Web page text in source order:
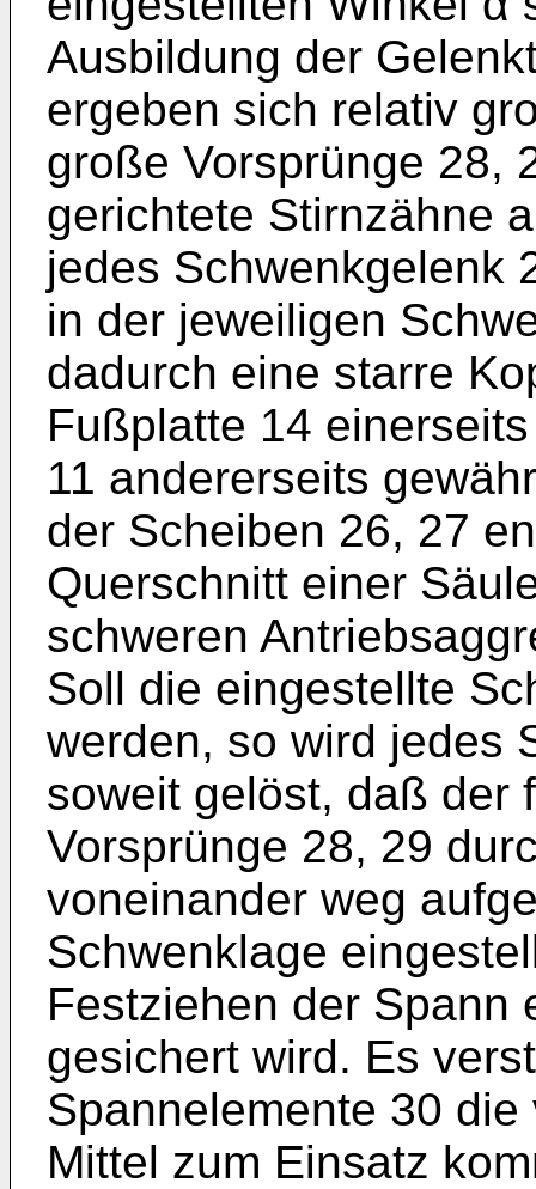
Ausbildung der
ergeben sich relativ
große Vorsprünge 28,
gerichtete Stirnzähne
jedes Schwenkgelenk
in der jeweiligen
dadurch eine starre
Fußplatte 14
11 andererseits
der Scheiben 26, 27
Querschnitt einer
schweren
Soll die eingestellte
werden, so wird jedes
soweit gelöst, daß der
Vorsprünge 28, 29
voneinander weg
Schwenklage
Festziehen der Spann
gesichert wird. Es
Spannelemente 30
Mittel zum Einsatz